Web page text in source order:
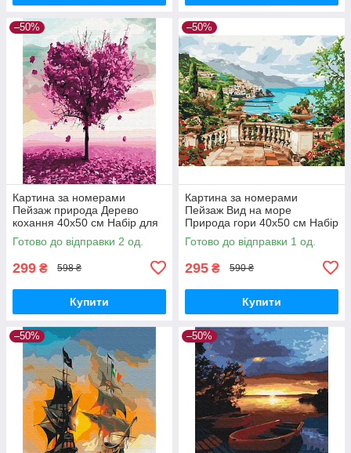
–50%
Картина за номерами
Пейзаж природа Дерево
кохання 40х50 см Набір для
розпису на полотні
розмальовка Brushme
Готово до відправки 2 од.
299 ₴ 598 ₴
Купити
–50%
Картина за номерами
Пейзаж Вид на море
Природа гори 40х50 см Набір
для розпису на полотні
Brushme BS53740
Готово до відправки 1 од.
295 ₴ 590 ₴
Купити
–50% –50%